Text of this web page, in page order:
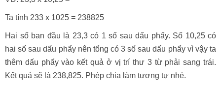
Ta tính 233 x 1025 = 238825
Hai số ban đầu là 23,3 có 1 số sau dấu phẩy. Số 10,25 có
hai số sau dấu phẩy nên tổng có 3 số sau dấu phẩy vì vậy ta
thêm dấu phẩy vào kết quả ở vị trí thư 3 từ phải sang trái.
Kết quả sẽ là 238,825. Phép chia làm tương tự nhé.